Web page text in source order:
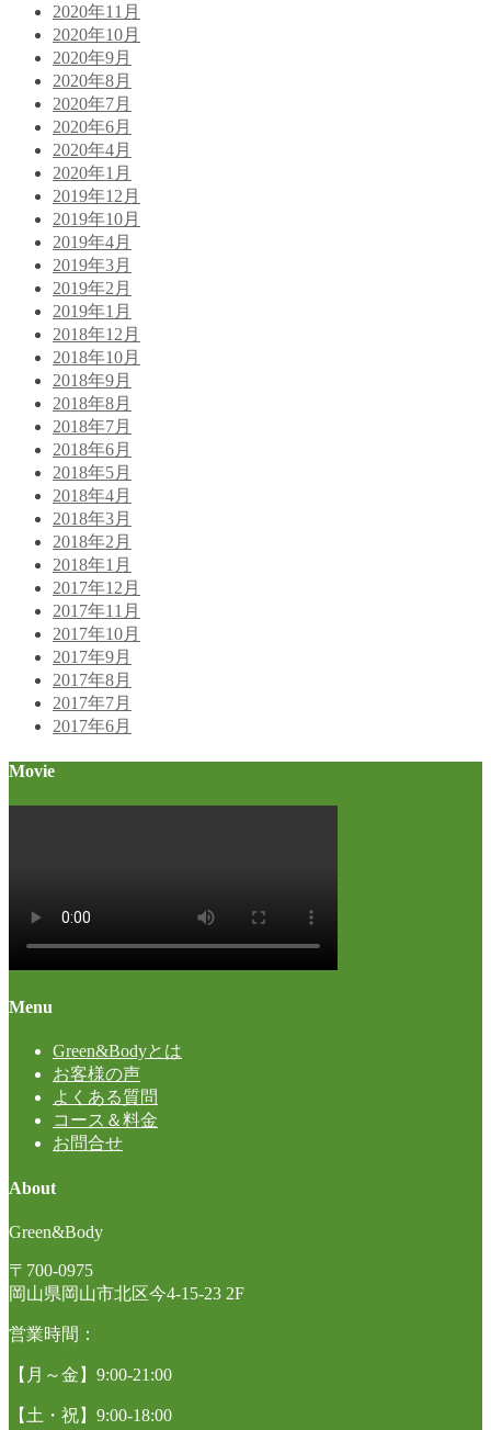
2020年11月
2020年10月
2020年9月
2020年8月
2020年7月
2020年6月
2020年4月
2020年1月
2019年12月
2019年10月
2019年4月
2019年3月
2019年2月
2019年1月
2018年12月
2018年10月
2018年9月
2018年8月
2018年7月
2018年6月
2018年5月
2018年4月
2018年3月
2018年2月
2018年1月
2017年12月
2017年11月
2017年10月
2017年9月
2017年8月
2017年7月
2017年6月
Movie
Menu
Green&Bodyとは
お客様の声
よくある質問
コース＆料金
お問合せ
About
Green&Body
〒700-0975
岡山県岡山市北区今4-15-23 2F
営業時間：
【月～金】9:00-21:00
【土・祝】9:00-18:00